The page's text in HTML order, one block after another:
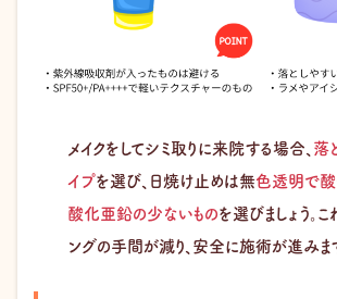
メイクをしてシミ取りに来院する場合、 落
イプを選び、日焼け止めは無色透明で酸
酸化亜鉛の少ないものを選びましょう。
ングの手間が減り、安全に施術が進みます